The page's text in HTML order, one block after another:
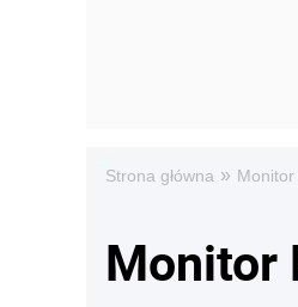
Strona główna » Monitor
Monitor